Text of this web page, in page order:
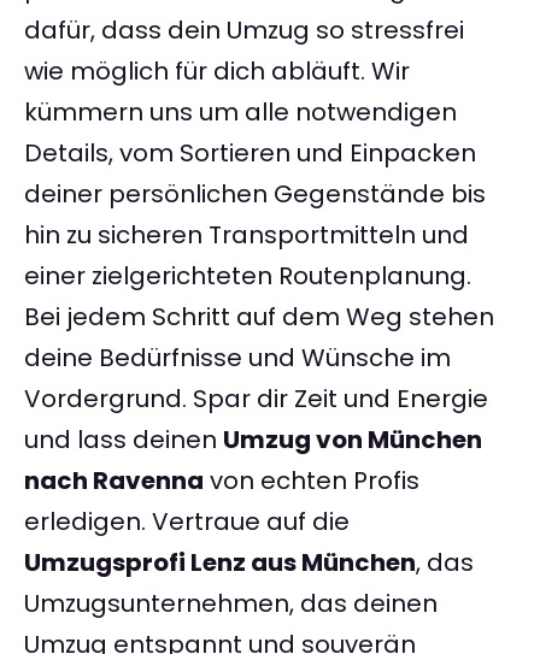
dafür, dass dein Umzug so stressfrei
wie möglich für dich abläuft. Wir
kümmern uns um alle notwendigen
Details, vom Sortieren und Einpacken
deiner persönlichen Gegenstände bis
hin zu sicheren Transportmitteln und
einer zielgerichteten Routenplanung.
Bei jedem Schritt auf dem Weg stehen
deine Bedürfnisse und Wünsche im
Vordergrund. Spar dir Zeit und Energie
und lass deinen Umzug von München
nach Ravenna von echten Profis
erledigen. Vertraue auf die
Umzugsprofi Lenz aus München, das
Umzugsunternehmen, das deinen
Umzug entspannt und souverän